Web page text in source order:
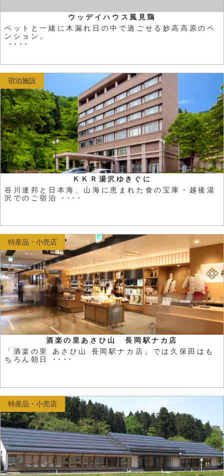
ウッデイハウス風見鶏
ペットと一緒に木漏れ日の中で過ごせる妙高高原のペ
ンション。
････
ＫＫＲ湯沢ゆきぐに
谷川連邦と日本海、山海に恵まれた食の宝庫・越後湯
沢でのご宿泊 ････
宿泊施設
酒楽の里あさひ山 長岡駅ナカ店
「酒楽の里 あさひ山 長岡駅ナカ店」では久保田はも
ちろん朝日 ････
特産品・小売店
特産品・小売店